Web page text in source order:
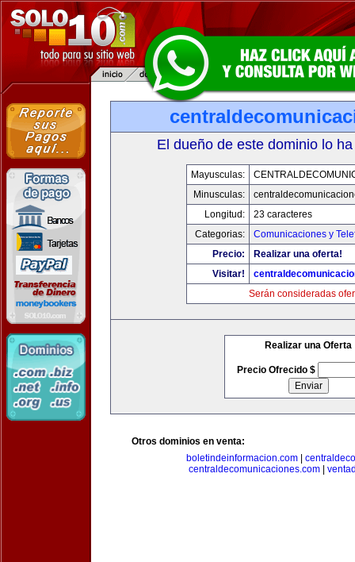
El dueño de este dominio lo
Mayusculas:
Minusculas:
Longitud:
23 caracteres
Categorias:
Comunicaciones y
Precio:
Realizar una oferta!
Visitar!
Serán consideradas
Realizar una Oferta
Precio Ofrecido $
Otros dominios en venta:
boletindeinformacion.com|
centraldecomunicaciones.com|